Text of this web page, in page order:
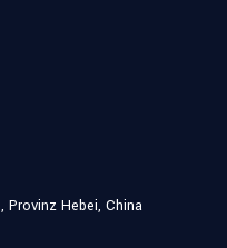
Provinz Hebei, China